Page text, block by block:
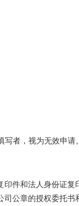
者，视为无效申请。
件和法人身份证复
公章的授权委托书